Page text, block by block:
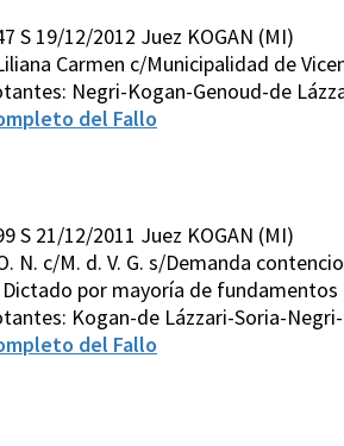
S 19/12/2012 Juez KOGAN (MI)
Carmen c/Municipalidad de
Negri-Kogan-Genoud-de
del Fallo
S 21/12/2011 Juez KOGAN (MI)
N. c/M. d. V. G. s/Demanda
Dictado por mayoría de
Kogan-de Lázzari-Soria-
del Fallo